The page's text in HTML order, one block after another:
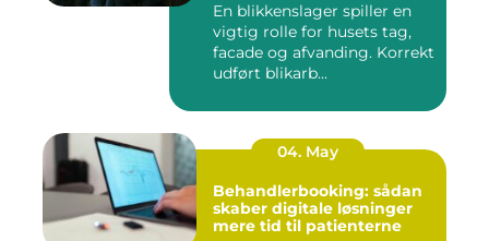
En blikkenslager spiller en
vigtig rolle for husets tag,
facade og afvanding. Korrekt
udført blikarb...
04. May
Behandlerbooking: sådan
skaber digitale løsninger
mere tid til patienterne